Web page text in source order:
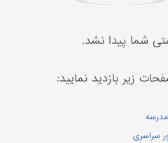
شما پیدا نشد.
زیر بازدید نمایید:
مدرسه
سراسری